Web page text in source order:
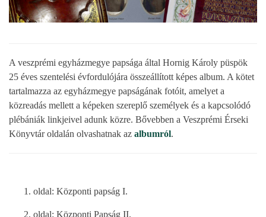
A veszprémi egyházmegye papsága által Hornig Károly püspök
25 éves szentelési évfordulójára összeállított képes album. A kötet
tartalmazza az egyházmegye papságának fotóit, amelyet a
közreadás mellett a képeken szereplő személyek és a kapcsolódó
plébániák linkjeivel adunk közre. Bővebben a Veszprémi Érseki
Könyvtár oldalán olvashatnak az albumról.
1. oldal: Központi papság I.
2. oldal: Központi Papság II.